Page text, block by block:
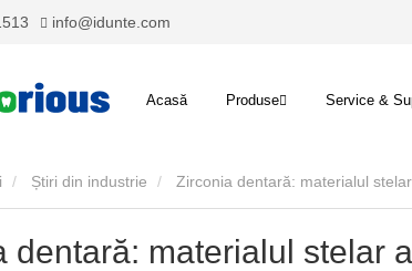
info@idunte.com
Acasă Produse Service &
Știri din industrie Zirconia dentară: materialul
dentară: materialul stelar